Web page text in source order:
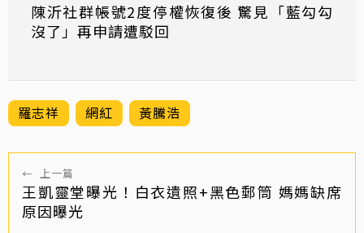
陳沂社群帳號2度停權恢復後 驚見「藍勾勾
沒了」再申請遭駁回
羅志祥 網紅 黃騰浩
← 上一篇
王凱靈堂曝光！白衣遺照+黑色郵筒 媽媽缺席
原因曝光